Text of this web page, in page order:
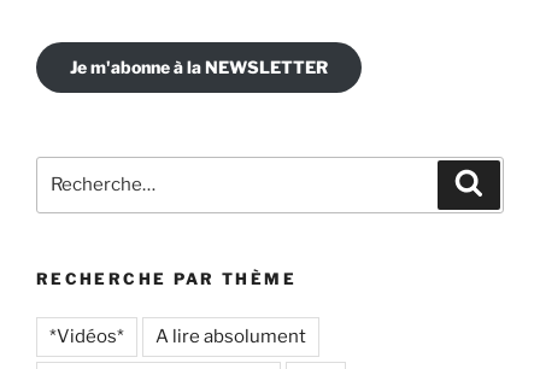
Je m'abonne à la NEWSLETTER
pour
RECHERCHE PAR THÈME
*Vidéos* A lire absolument